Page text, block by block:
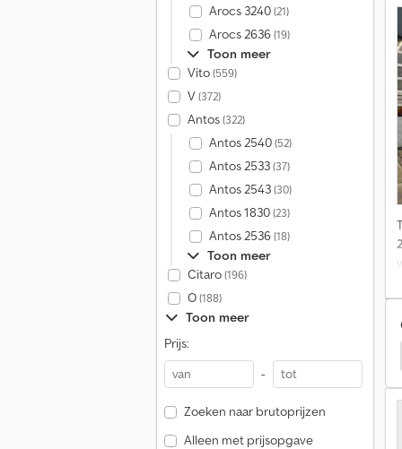
Arocs 3240(21)
Arocs 2636(19)
Toon meer
Vito(559)
V(372)
Antos(322)
Antos 2540(52)
Antos 2533(37)
Antos 2543(30)
Antos 1830(23)
Antos 2536(18)
Toon meer
Citaro(196)
O(188)
Toon meer
Prijs:
-
Zoeken naar brutoprijzen
Alleen met prijsopgave
Renault Standaard Trekkers / Opleggertrekkers